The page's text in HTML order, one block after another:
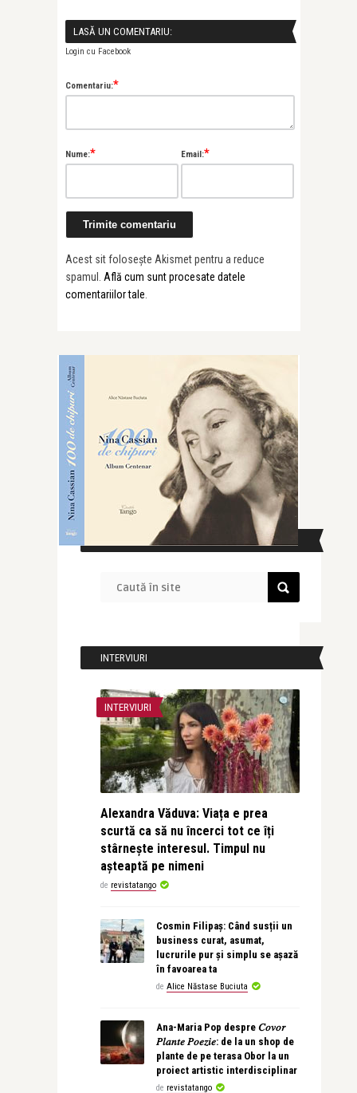
LASĂ UN COMENTARIU:
Login cu Facebook
Comentariu:*
Nume:* Email:*
Acest sit folosește Akismet pentru a reduce
spamul. Află cum sunt procesate datele
comentariilor tale
CAUTĂ ÎN SITE
INTERVIURI
INTERVIURI
Alexandra Văduva: Viața e prea
scurtă ca să nu încerci tot ce îți
stârnește interesul. Timpul nu
așteaptă pe nimeni
de revistatango
Cosmin Filipaș: Când susții un
business curat, asumat,
lucrurile pur și simplu se așază
în favoarea ta
de Alice Năstase Buciuta
Ana-Maria Pop despre 𝐶𝑜𝑣𝑜𝑟
𝑃𝑙𝑎𝑛𝑡𝑒 𝑃𝑜𝑒𝑧𝑖𝑒: de la un shop de
plante de pe terasa Obor la un
proiect artistic interdisciplinar
de revistatango